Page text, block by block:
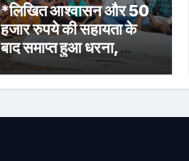
*लिखित आश्वासन और 50
हजार रुपये की सहायता के
बाद समाप्त हुआ धरना,
बिजली मिस्त्री रवि चाम्पिया
की मौत पर मुआवजा व नौकरी